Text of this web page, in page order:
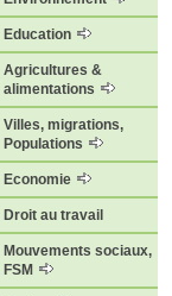
Education
Agricultures &
alimentations
Villes, migrations,
Populations
Economie
Droit au travail
Mouvements sociaux,
FSM